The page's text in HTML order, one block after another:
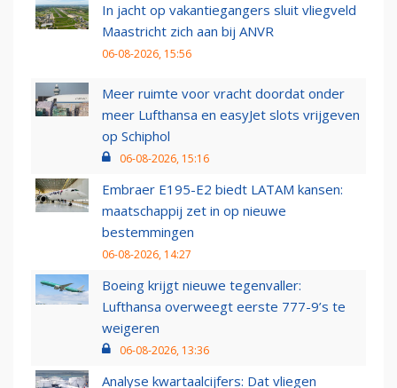
In jacht op vakantiegangers sluit vliegveld
Maastricht zich aan bij ANVR
06-08-2026, 15:56
Meer ruimte voor vracht doordat onder
meer Lufthansa en easyJet slots vrijgeven
op Schiphol
06-08-2026, 15:16
Embraer E195-E2 biedt LATAM kansen:
maatschappij zet in op nieuwe
bestemmingen
06-08-2026, 14:27
Boeing krijgt nieuwe tegenvaller:
Lufthansa overweegt eerste 777-9’s te
weigeren
06-08-2026, 13:36
Analyse kwartaalcijfers: Dat vliegen